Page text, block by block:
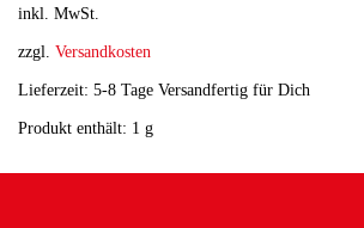
inkl. MwSt.
zzgl. Versandkosten
Lieferzeit: 5-8 Tage Versandfertig für Dich
Produkt enthält: 1 g